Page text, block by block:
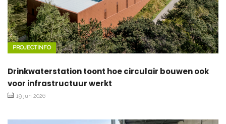
PROJECTINFO
Drinkwaterstation toont hoe circulair bouwen ook
voor infrastructuur werkt
19 jun 2026